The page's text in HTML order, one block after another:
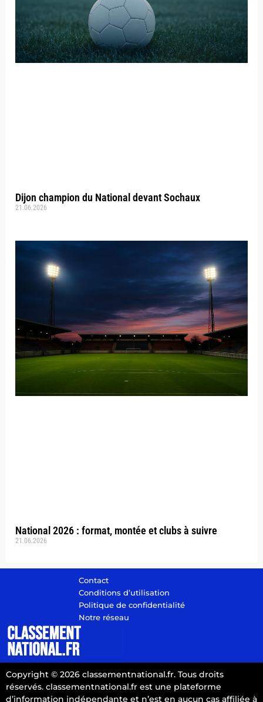
Dijon champion du National devant Sochaux
21.06.2026
National 2026 : format, montée et clubs à suivre
21.06.2026
Contact
Conditions d’utilisation
Politique de confidentialité
Notre réseau
Copyright © 2026 classementnational.fr. Tous droits
réservés. classementnational.fr est une plateforme
d’information indépendante et n’est en aucun cas affiliée à